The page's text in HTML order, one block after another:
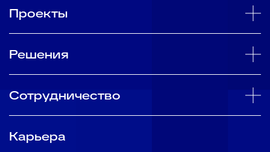
Проекты
Решения
Сотрудничество
Карьера